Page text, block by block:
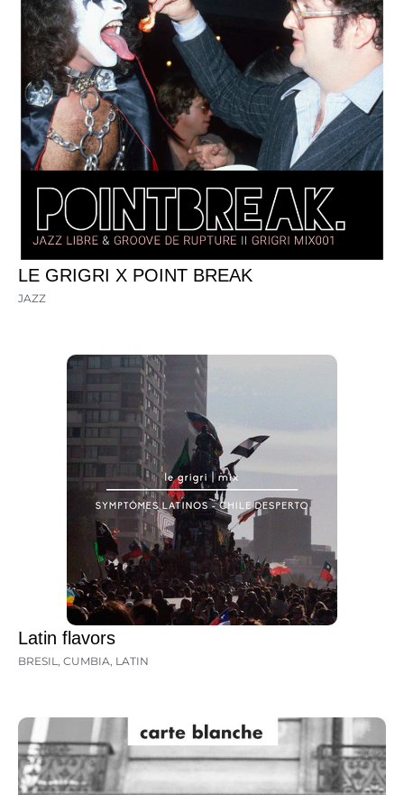
LE GRIGRI X POINT BREAK
JAZZ
Latin flavors
BRESIL, CUMBIA, LATIN